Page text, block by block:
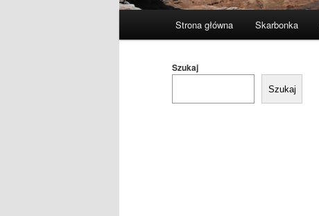
Strona główna Skarbonka
Szukaj
Szukaj